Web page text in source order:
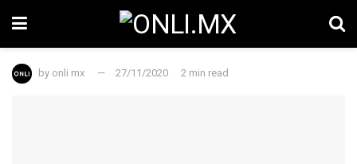
by onli mx 27/11/2020 2 min read